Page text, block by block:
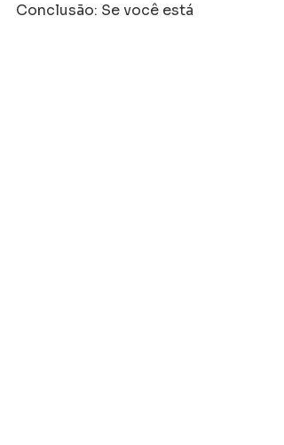
Conclusão: Se você está